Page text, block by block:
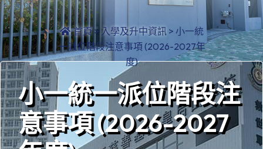
首頁 > 入學及升中資訊 > 小一統
一派位階段注意事項 (2026-2027年
度)
小一統一派位階段注
意事項 (2026-2027